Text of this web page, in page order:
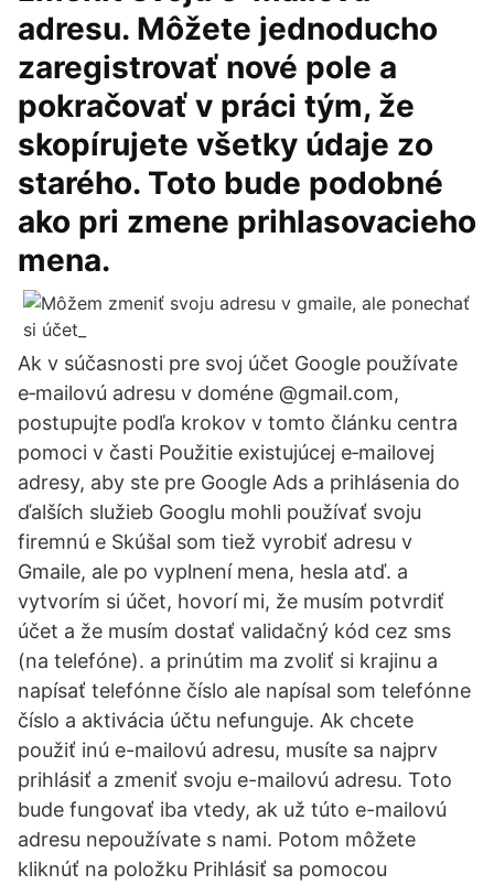
adresu. Môžete jednoducho
zaregistrovať nové pole a
pokračovať v práci tým, že
skopírujete všetky údaje zo
starého. Toto bude podobné
ako pri zmene prihlasovacieho
mena.
Ak v súčasnosti pre svoj účet Google používate
e‑mailovú adresu v doméne @gmail.com,
postupujte podľa krokov v tomto článku centra
pomoci v časti Použitie existujúcej e‑mailovej
adresy, aby ste pre Google Ads a prihlásenia do
ďalších služieb Googlu mohli používať svoju
firemnú e Skúšal som tiež vyrobiť adresu v
Gmaile, ale po vyplnení mena, hesla atď. a
vytvorím si účet, hovorí mi, že musím potvrdiť
účet a že musím dostať validačný kód cez sms
(na telefóne). a prinútim ma zvoliť si krajinu a
napísať telefónne číslo ale napísal som telefónne
číslo a aktivácia účtu nefunguje. Ak chcete
použiť inú e-mailovú adresu, musíte sa najprv
prihlásiť a zmeniť svoju e-mailovú adresu. Toto
bude fungovať iba vtedy, ak už túto e-mailovú
adresu nepoužívate s nami. Potom môžete
kliknúť na položku Prihlásiť sa pomocou